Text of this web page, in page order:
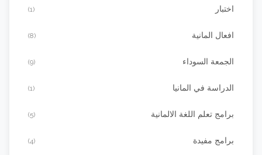
اختبار (1)
افعال المانية (8)
الجمعة السوداء (9)
الدراسة في المانيا (1)
برامج تعلم اللغة الالمانية (5)
برامج مفيدة (4)